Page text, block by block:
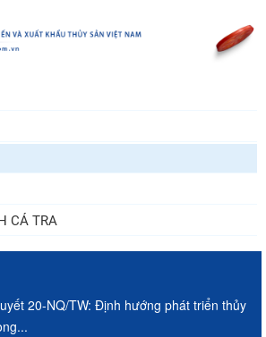
Còn chưa đầy 3 tuần đến Vietfish 2026:
Sẵn sàng cho chuỗi...
nhiều áp lực
CÁ TRA
20-NQ/TW: Định hướng phát triển thủy